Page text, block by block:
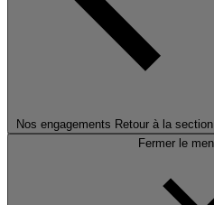
Nos engagements Retour à la
Fermer le